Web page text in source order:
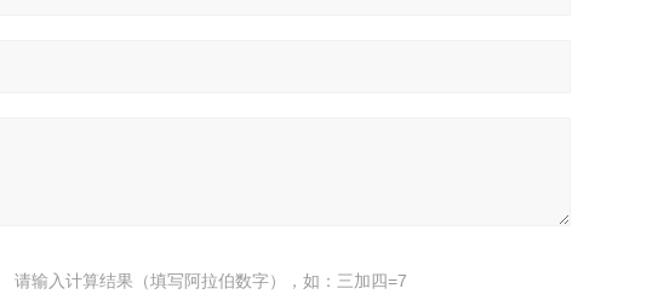
请输入计算结果（填写阿拉伯数字），如：三加四=7